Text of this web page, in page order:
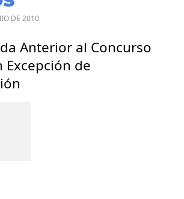
DE 2010
Anterior al Concurso
Excepción de